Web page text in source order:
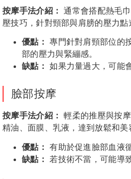
按摩手法介紹： 通常會搭配熱毛
壓技巧，針對頸部與肩膀的壓力點
優點： 專門針對肩頸部位的
部的壓力與緊繃感。
缺點： 如果力量過大，可能
臉部按摩
按摩手法介紹： 輕柔的推壓與按
精油、面膜、乳液，達到放鬆和美
優點： 有助於促進臉部血液
缺點： 若技術不當，可能導